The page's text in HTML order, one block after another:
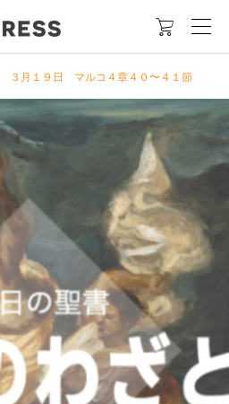

３月１９日 マルコ４章４０〜４１節